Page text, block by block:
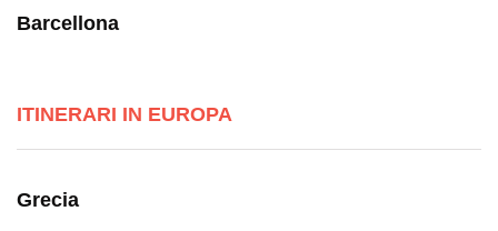
Barcellona
ITINERARI IN EUROPA
Grecia